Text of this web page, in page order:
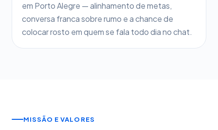
em Porto Alegre — alinhamento de metas,
conversa franca sobre rumo e a chance de
colocar rosto em quem se fala todo dia no chat.
MISSÃO E VALORES